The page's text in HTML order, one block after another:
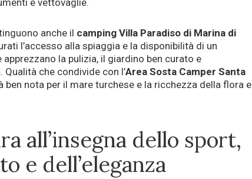
e vettovaglie.
anche il camping Villa Paradiso di Marina di
l’accesso alla spiaggia e la disponibilità di un
la pulizia, il giardino ben curato e
che condivide con l’Area Sosta Camper Santa
ben nota per il mare turchese e la ricchezza della flora e
all’insegna dello sport,
e dell’eleganza